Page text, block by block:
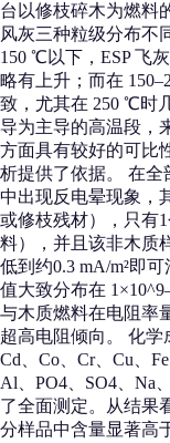
台以修枝碎木为燃料
风灰三种粒级分布不
150 ℃以下，ESP 飞
略有上升；而在
致，尤其在 250 ℃时
导为主导的高温段，
方面具有较好的可比
析提供了依据。 在全
中出现反电晕现象，
或修枝残材），只有
料），并且该非木质
低到约0.3 mA/m²即
值大致分布在
与木质燃料在电阻率
超高电阻倾向。 化学
Cd、Co、Cr、Cu、
Al、PO4、SO4、Na
了全面测定。从结果
分样品中含量显著高